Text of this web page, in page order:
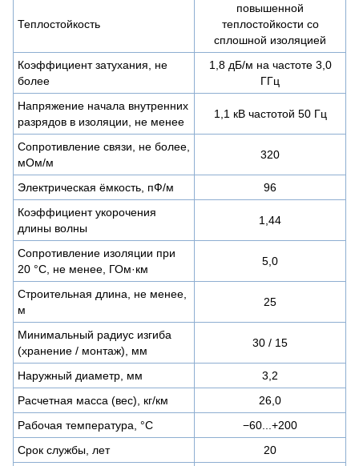
Теплостойкость
повышенной
теплостойкости со
сплошной изоляцией
Коэффициент затухания, не
более
1,8 дБ/м на частоте 3,0
ГГц
Напряжение начала внутренних
разрядов в изоляции, не менее
1,1 кВ частотой 50 Гц
Сопротивление связи, не более,
мОм/м
320
Электрическая ёмкость, пФ/м
96
Коэффициент укорочения
длины волны
1,44
Сопротивление изоляции при
20 °С, не менее, ГОм·км
5,0
Строительная длина, не менее,
м
25
Минимальный радиус изгиба
(хранение / монтаж), мм
30 / 15
Наружный диаметр, мм
3,2
Расчетная масса (вес), кг/км
26,0
Рабочая температура, °C
−60...+200
Срок службы, лет
20